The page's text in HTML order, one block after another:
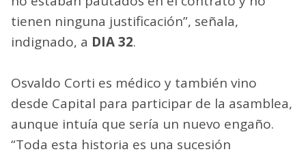
tienen ninguna justificación”, señala,
indignado, a DIA 32.
Osvaldo Corti es médico y también vino
desde Capital para participar de la asamblea,
aunque intuía que sería un nuevo engaño.
“Toda esta historia es una sucesión